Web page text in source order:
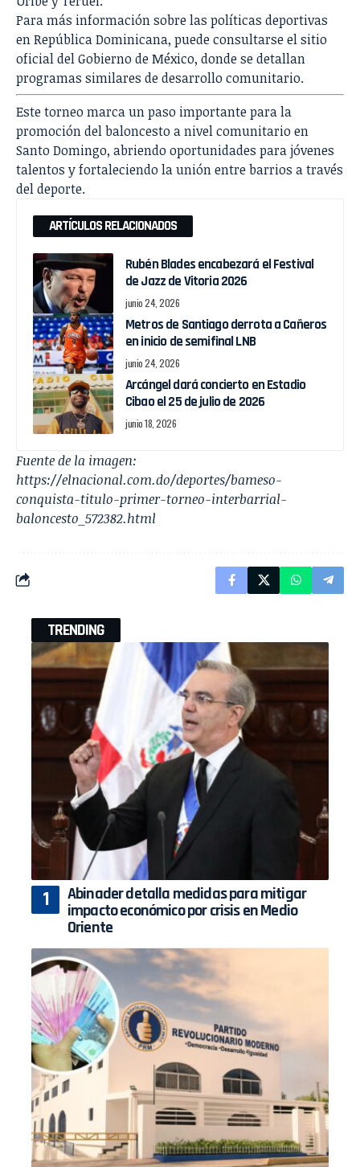
Para más información sobre las políticas deportivas
en República Dominicana, puede consultarse el sitio
oficial delGobierno de México, donde se detallan
programas similares de desarrollo comunitario.
Este torneo marca un paso importante para la
promoción del baloncesto a nivel comunitario en
Santo Domingo, abriendo oportunidades para jóvenes
talentos y fortaleciendo la unión entre barrios a través
del deporte.
ARTÍCULOS RELACIONADOS
Rubén Blades encabezará el Festival
de Jazz de Vitoria 2026
junio 24, 2026
Metros de Santiago derrota a Cañeros
en inicio de semifinal LNB
junio 24, 2026
Arcángel dará concierto en Estadio
Cibao el 25 de julio de 2026
junio 18, 2026
Fuente de la imagen:
https://elnacional.com.do/deportes/bameso-
conquista-titulo-primer-torneo-interbarrial-
baloncesto_572382.html
TRENDING
Abinader detalla medidas para mitigar
impacto económico por crisis en Medio
Oriente